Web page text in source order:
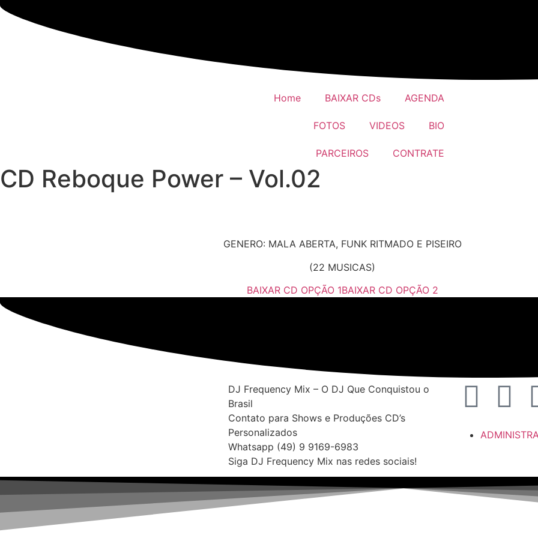
Home BAIXAR CDs AGENDA
FOTOS VIDEOS BIO
PARCEIROS CONTRATE
CD Reboque Power – Vol.02
GENERO: MALA ABERTA, FUNK RITMADO E PISEIRO
(22 MUSICAS)
BAIXAR CD OPÇÃO 1BAIXAR CD OPÇÃO 2
DJ Frequency Mix – O DJ Que Conquistou o
Brasil
Contato para Shows e Produções CD’s
Personalizados
Whatsapp (49) 9 9169-6983
Siga DJ Frequency Mix nas redes sociais!